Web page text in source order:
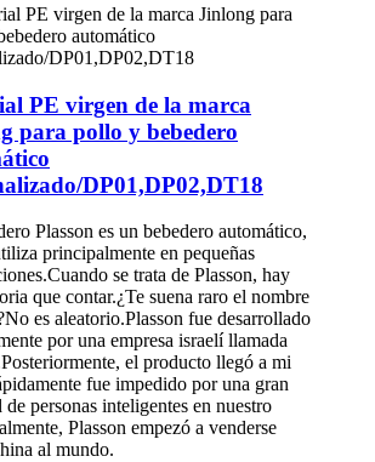
PE virgen de la marca
para pollo y bebedero
DP01,DP02,DT18
Plasson es un bebedero automático,
principalmente en pequeñas
se trata de Plasson, hay
que contar.¿Te suena raro el nombre
es aleatorio.Plasson fue desarrollado
por una empresa israelí llamada
el producto llegó a mi
fue impedido por una gran
de personas inteligentes en nuestro
Plasson empezó a venderse
al mundo.